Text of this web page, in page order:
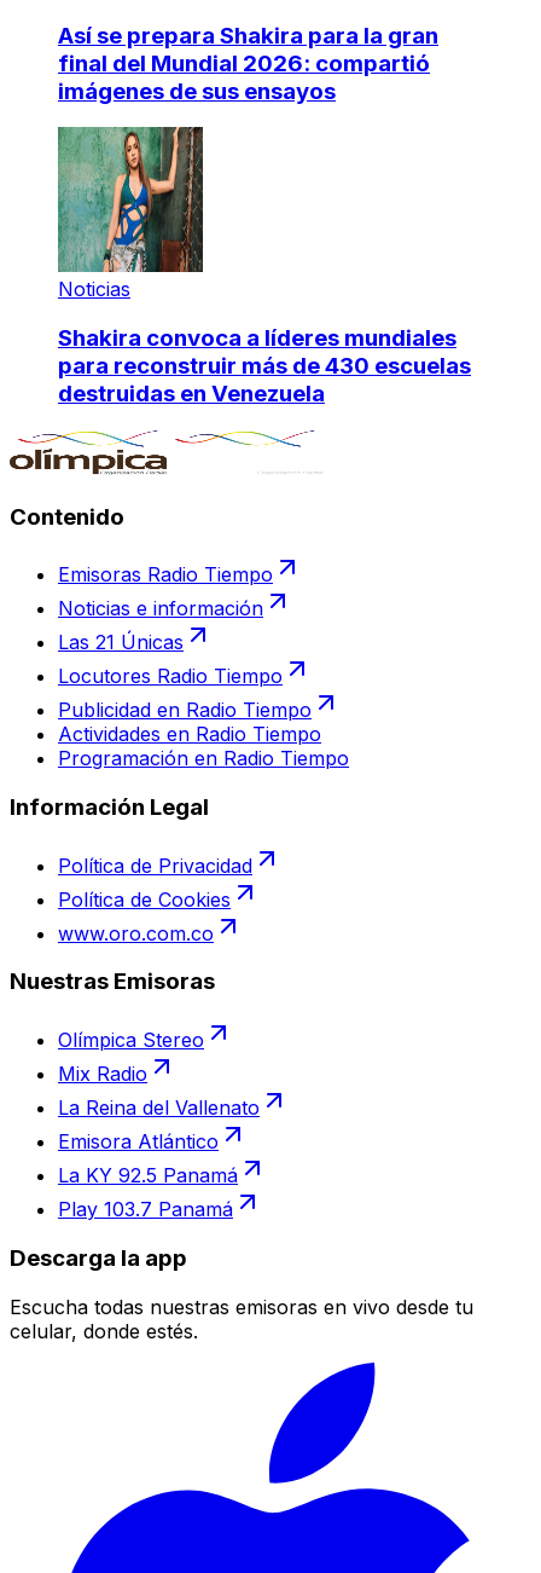
Así se prepara Shakira para la gran
final del Mundial 2026: compartió
imágenes de sus ensayos
Noticias
Shakira convoca a líderes mundiales
para reconstruir más de 430 escuelas
destruidas en Venezuela
Contenido
Emisoras Radio Tiempo
Noticias e información
Las 21 Únicas
Locutores Radio Tiempo
Publicidad en Radio Tiempo
Actividades en Radio Tiempo
Programación en Radio Tiempo
Información Legal
Política de Privacidad
Política de Cookies
www.oro.com.co
Nuestras Emisoras
Olímpica Stereo
Mix Radio
La Reina del Vallenato
Emisora Atlántico
La KY 92.5 Panamá
Play 103.7 Panamá
Descarga la app
Escucha todas nuestras emisoras en vivo desde tu
celular, donde estés.